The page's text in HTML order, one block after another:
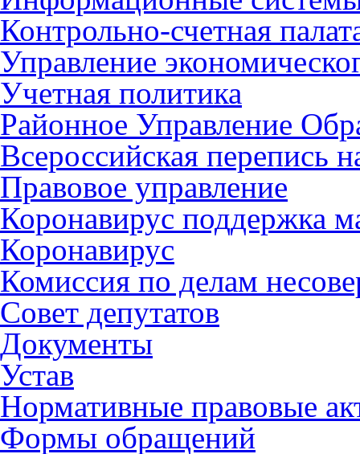
Контрольно-счетная
Управление
Учетная политика
Районное Управление
Всероссийская перепись
Правовое управление
Коронавирус поддержка
Коронавирус
Комиссия по делам
Совет депутатов
Документы
Устав
Нормативные правовые
Формы обращений